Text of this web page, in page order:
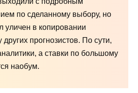
по сделанному выбору, но
уличен в копировании
других прогнозистов. По сути,
а ставки по большому
наобум.